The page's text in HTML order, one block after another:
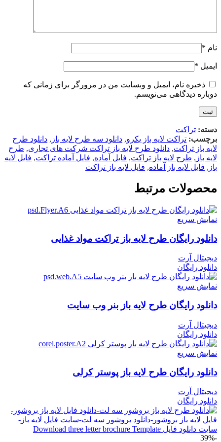
نام *
ایمیل *
ذخیره نام، ایمیل و وبسایت من در مرورگر برای زمانی که
دوباره دیدگاهی می‌نویسم.
دسته: تراکت
برچسب: تراکت لایه باز یکرو, دانلود سه طرح لایه باز , دانلود طرح
لایه باز تراکت, دانلود طرح لایه باز تراکت شرکت های تجاری, طرح
لایه باز , طرح لایه باز تراکت, فایل آماده, فایل آماده تراکت, فایل لایه
باز , فایل لایه باز آماده, فایل لایه باز تراکت
محصولات مرتبط
نمایش سریع
دانلود رایگان طرح لايه باز تراکت مواد غذایی
دیجیتال آرت
دانلود رایگان
نمایش سریع
دانلود رایگان طرح لایه باز بنر وب سایت
دیجیتال آرت
دانلود رایگان
نمایش سریع
دانلود رایگان طرح لایه باز پوستر کرلی
دیجیتال آرت
دانلود رایگان
-39%